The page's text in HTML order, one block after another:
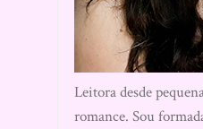
Leitora desde
romance. Sou